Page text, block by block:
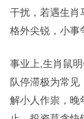
干扰，若遇生肖
格外尖锐，小事
事业上,生肖鼠
队停滞极为常见
解小人作祟，晚